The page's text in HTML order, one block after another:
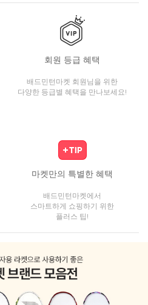
회원 등급 혜택
배드민턴마켓 회원님을 위한
다양한 등급별 혜택을 만나보세요!
마켓만의 특별한 혜택
배드민턴마켓에서
스마트하게 쇼핑하기 위한
플러스 팁!